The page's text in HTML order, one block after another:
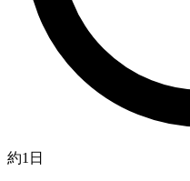
約1日